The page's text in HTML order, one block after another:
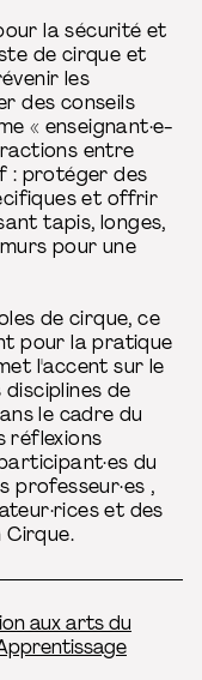
la sécurité et
de cirque et
les
des conseils
« enseignant·e-
entre
: protéger des
et offrir
tapis, longes,
pour une
de cirque, ce
pour la pratique
l'accent sur le
de
le cadre du
réflexions
du
professeur·es ,
et des
Cirque.
aux arts du